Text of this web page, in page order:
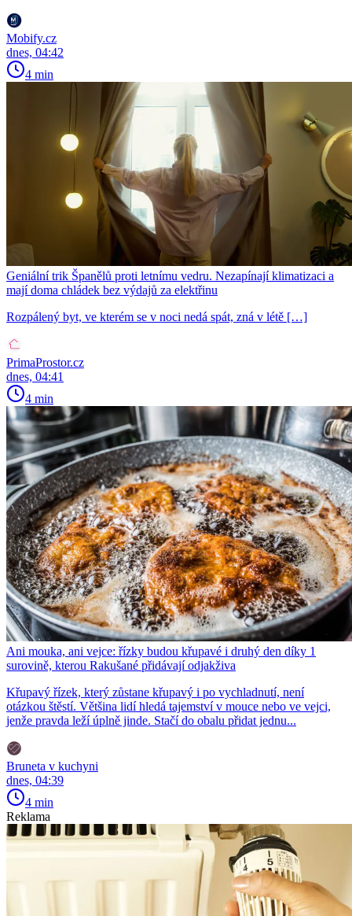
Mobify.cz
dnes, 04:42
4 min
Geniální trik Španělů proti letnímu vedru. Nezapínají klimatizaci a
mají doma chládek bez výdajů za elektřinu
Rozpálený byt, ve kterém se v noci nedá spát, zná v létě […]
PrimaProstor.cz
dnes, 04:41
4 min
Ani mouka, ani vejce: řízky budou křupavé i druhý den díky 1
surovině, kterou Rakušané přidávají odjakživa
Křupavý řízek, který zůstane křupavý i po vychladnutí, není
otázkou štěstí. Většina lidí hledá tajemství v mouce nebo ve vejci,
jenže pravda leží úplně jinde. Stačí do obalu přidat jednu...
Bruneta v kuchyni
dnes, 04:39
4 min
Reklama